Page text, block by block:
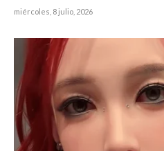
miércoles, 8 julio, 2026